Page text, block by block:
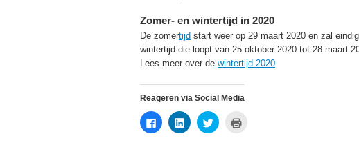
Zomer- en wintertijd in 2020
De zomertijd start weer op 29 maart 2020 en zal
wintertijd die loopt van 25 oktober 2020 tot 28 maart
Lees meer over de wintertijd 2020
Reageren via Social Media
Klik
om
Klik
om
Klik
om